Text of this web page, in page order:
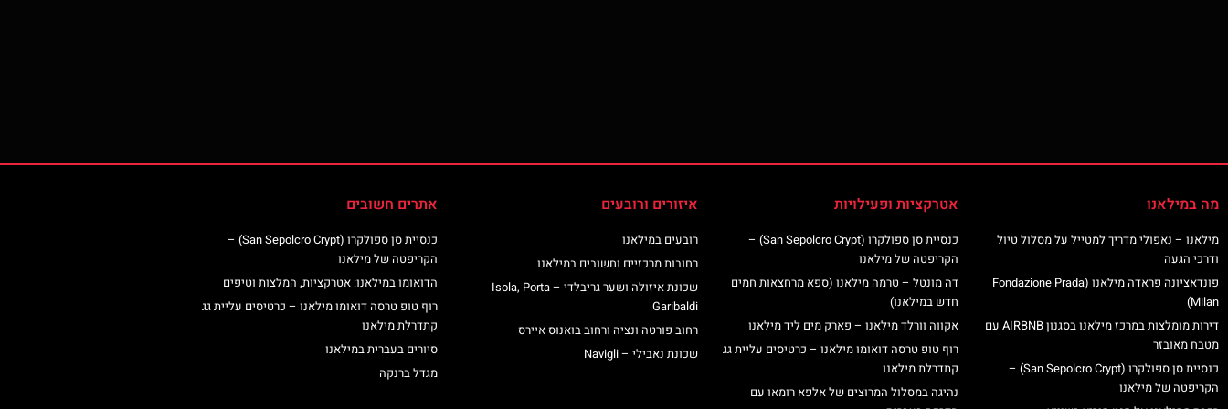
מה במילאנו
מילאנו – נאפולי מדריך למטייל על מסלול טיול
ודרכי הגעה
פונדאציונה פראדה מילאנו (Fondazione Prada
Milan)
דירות מומלצות במרכז מילאנו בסגנון AIRBNB עם
מטבח מאובזר
כנסיית סן ספולקרו (San Sepolcro Crypt) –
הקריפטה של מילאנו
אטרקציות ופעילויות
כנסיית סן ספולקרו (San Sepolcro Crypt) –
הקריפטה של מילאנו
דה מונטל – טרמה מילאנו (ספא מרחצאות חמים
חדש במילאנו)
אקווה וורלד מילאנו – פארק מים ליד מילאנו
רוף טופ טרסה דואומו מילאנו – כרטיסים עליית גג
קתדרלת מילאנו
נהיגה במסלול המרוצים של אלפא רומאו עם
איזורים ורובעים
רובעים במילאנו
רחובות מרכזיים וחשובים במילאנו
שכונת איזולה ושער גריבלדי – Isola, Porta
Garibaldi
רחוב פורטה ונציה ורחוב בואנוס איירס
שכונת נאבילי – Navigli
אתרים חשובים
כנסיית סן ספולקרו (San Sepolcro Crypt) –
הקריפטה של מילאנו
הדואומו במילאנו: אטרקציות, המלצות וטיפים
רוף טופ טרסה דואומו מילאנו – כרטיסים עליית גג
קתדרלת מילאנו
סיורים בעברית במילאנו
מגדל ברנקה